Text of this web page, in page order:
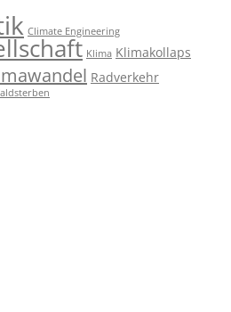
Climate Engineering
Klima Klimakollaps
Radverkehr